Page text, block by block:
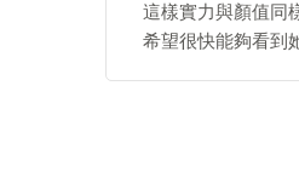
這樣實力與顏值同
希望很快能夠看到